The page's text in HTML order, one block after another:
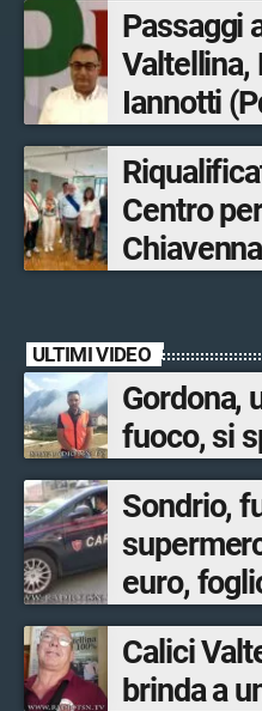
Passaggi
Valtellina,
Iannotti
Olimpiadi
opere
ultimato
Centro
ULTIMI VIDEO
Gordona,
fuoco, si
Sondrio,
euro,
Calici
brinda a